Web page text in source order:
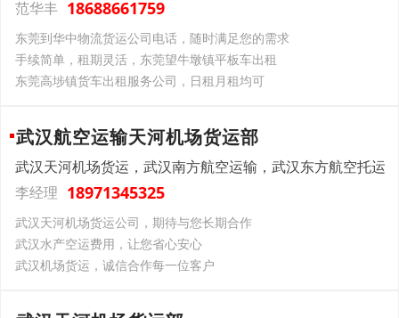
范华丰 18688661759
东莞到华中物流货运公司电话，随时满足您的需求
手续简单，租期灵活，东莞望牛墩镇平板车出租
东莞高埗镇货车出租服务公司，日租月租均可
武汉航空运输天河机场货运部
武汉天河机场货运，武汉南方航空运输，武汉东方航空托运
李经理 18971345325
武汉天河机场货运公司，期待与您长期合作
武汉水产空运费用，让您省心安心
武汉机场货运，诚信合作每一位客户